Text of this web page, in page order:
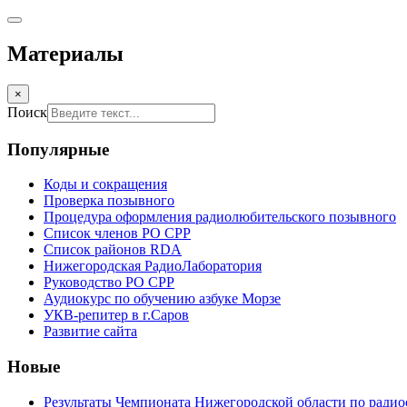
Материалы
×
Поиск
Популярные
Коды и сокращения
Проверка позывного
Процедура оформления радиолюбительского позывного
Список членов РО СРР
Список районов RDA
Нижегородская РадиоЛаборатория
Руководство РО СРР
Аудиокурс по обучению азбуке Морзе
УКВ-репитер в г.Саров
Развитие сайта
Новые
Результаты Чемпионата Нижегородской области по